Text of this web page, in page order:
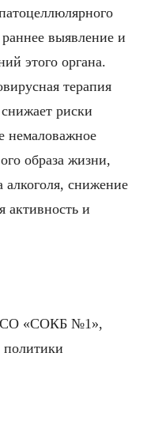
выявление и
этого органа.
терапия
риски
немаловажное
образа жизни,
снижение
активность и
«СОКБ №1»,